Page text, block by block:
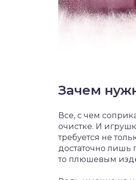
Зачем
Все, с чем
очистке. И
требуется не
достаточно лишь
то плюшевым